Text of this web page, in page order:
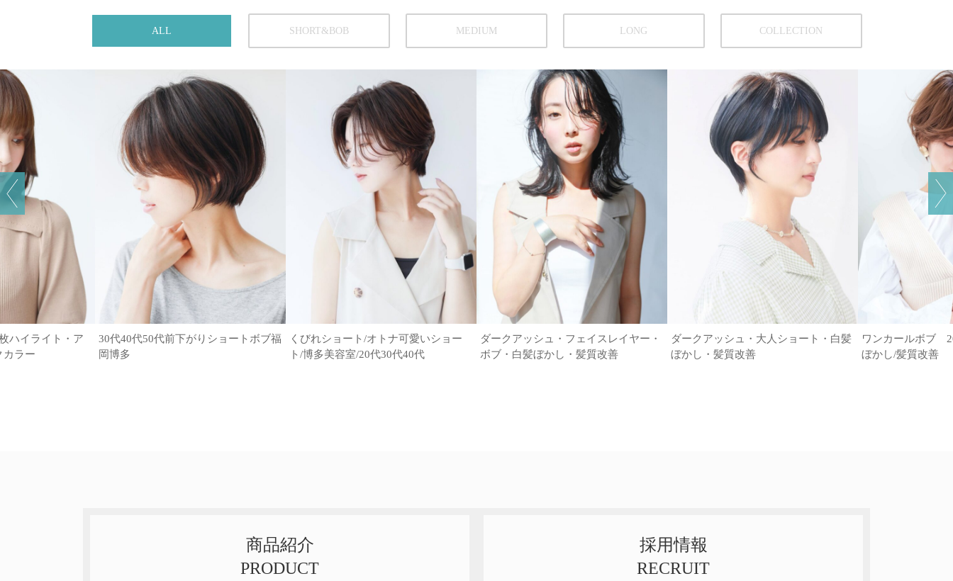
ALL SHORT&BOB MEDIUM LONG COLLECTION
ハイライト・ア
カラー
30代40代50代前下がりショートボブ福
岡博多
くびれショート/オトナ可愛いショー
ト/博多美容室/20代30代40代
ダークアッシュ・フェイスレイヤー・
ボブ・白髪ぼかし・髪質改善
ダークアッシュ・大人ショート・白髪
ぼかし・髪質改善
ワンカールボブ
ぼかし/髪質改善
商品紹介
PRODUCT
採用情報
RECRUIT